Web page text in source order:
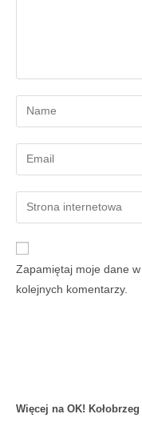
Zapamiętaj moje dane
kolejnych komentarzy.
Więcej na OK! Kołobrzeg